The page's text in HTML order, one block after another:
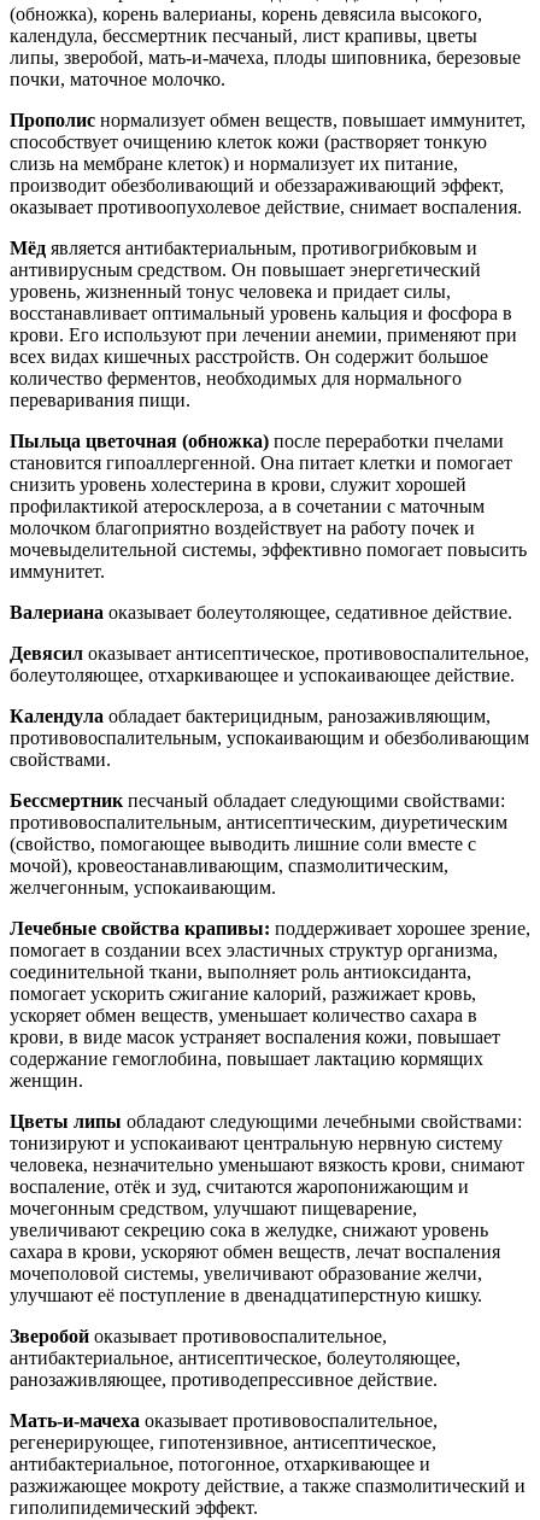
(обножка), корень валерианы, корень девясила высокого,
календула, бессмертник песчаный, лист крапивы, цветы
липы, зверобой, мать-и-мачеха, плоды шиповника, березовые
почки, маточное молочко.
Прополис нормализует обмен веществ, повышает иммунитет,
способствует очищению клеток кожи (растворяет тонкую
слизь на мембране клеток) и нормализует их питание,
производит обезболивающий и обеззараживающий эффект,
оказывает противоопухолевое действие, снимает воспаления.
Мёд является антибактериальным, противогрибковым и
антивирусным средством. Он повышает энергетический
уровень, жизненный тонус человека и придает силы,
восстанавливает оптимальный уровень кальция и фосфора в
крови. Его используют при лечении анемии, применяют при
всех видах кишечных расстройств. Он содержит большое
количество ферментов, необходимых для нормального
переваривания пищи.
Пыльца цветочная (обножка) после переработки пчелами
становится гипоаллергенной. Она питает клетки и помогает
снизить уровень холестерина в крови, служит хорошей
профилактикой атеросклероза, а в сочетании с маточным
молочком благоприятно воздействует на работу почек и
мочевыделительной системы, эффективно помогает повысить
иммунитет.
Валериана оказывает болеутоляющее, седативное действие.
Девясил оказывает антисептическое, противовоспалительное,
болеутоляющее, отхаркивающее и успокаивающее действие.
Календула обладает бактерицидным, ранозаживляющим,
противовоспалительным, успокаивающим и обезболивающим
свойствами.
Бессмертник песчаный обладает следующими свойствами:
противовоспалительным, антисептическим, диуретическим
(свойство, помогающее выводить лишние соли вместе с
мочой), кровеостанавливающим, спазмолитическим,
желчегонным, успокаивающим.
Лечебные свойства крапивы: поддерживает хорошее зрение,
помогает в создании всех эластичных структур организма,
соединительной ткани, выполняет роль антиоксиданта,
помогает ускорить сжигание калорий, разжижает кровь,
ускоряет обмен веществ, уменьшает количество сахара в
крови, в виде масок устраняет воспаления кожи, повышает
содержание гемоглобина, повышает лактацию кормящих
женщин.
Цветы липы обладают следующими лечебными свойствами:
тонизируют и успокаивают центральную нервную систему
человека, незначительно уменьшают вязкость крови, снимают
воспаление, отёк и зуд, считаются жаропонижающим и
мочегонным средством, улучшают пищеварение,
увеличивают секрецию сока в желудке, снижают уровень
сахара в крови, ускоряют обмен веществ, лечат воспаления
мочеполовой системы, увеличивают образование желчи,
улучшают её поступление в двенадцатиперстную кишку.
Зверобой оказывает противовоспалительное,
антибактериальное, антисептическое, болеутоляющее,
ранозаживляющее, противодепрессивное действие.
Мать-и-мачеха оказывает противовоспалительное,
регенерирующее, гипотензивное, антисептическое,
антибактериальное, потогонное, отхаркивающее и
разжижающее мокроту действие, а также спазмолитический и
гиполипидемический эффект.